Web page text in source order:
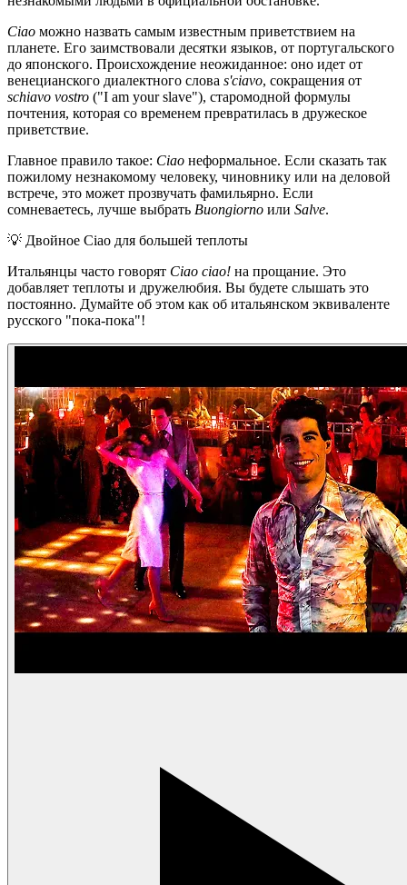
Ciao можно назвать самым известным приветствием на
планете. Его заимствовали десятки языков, от португальского
до японского. Происхождение неожиданное: оно идет от
венецианского диалектного слова s'ciavo, сокращения от
schiavo vostro ("I am your slave"), старомодной формулы
почтения, которая со временем превратилась в дружеское
приветствие.
Главное правило такое: Ciao неформальное. Если сказать так
пожилому незнакомому человеку, чиновнику или на деловой
встрече, это может прозвучать фамильярно. Если
сомневаетесь, лучше выбрать Buongiorno или Salve.
💡 Двойное Ciao для большей теплоты
Итальянцы часто говорят Ciao ciao! на прощание. Это
добавляет теплоты и дружелюбия. Вы будете слышать это
постоянно. Думайте об этом как об итальянском эквиваленте
русского "пока-пока"!